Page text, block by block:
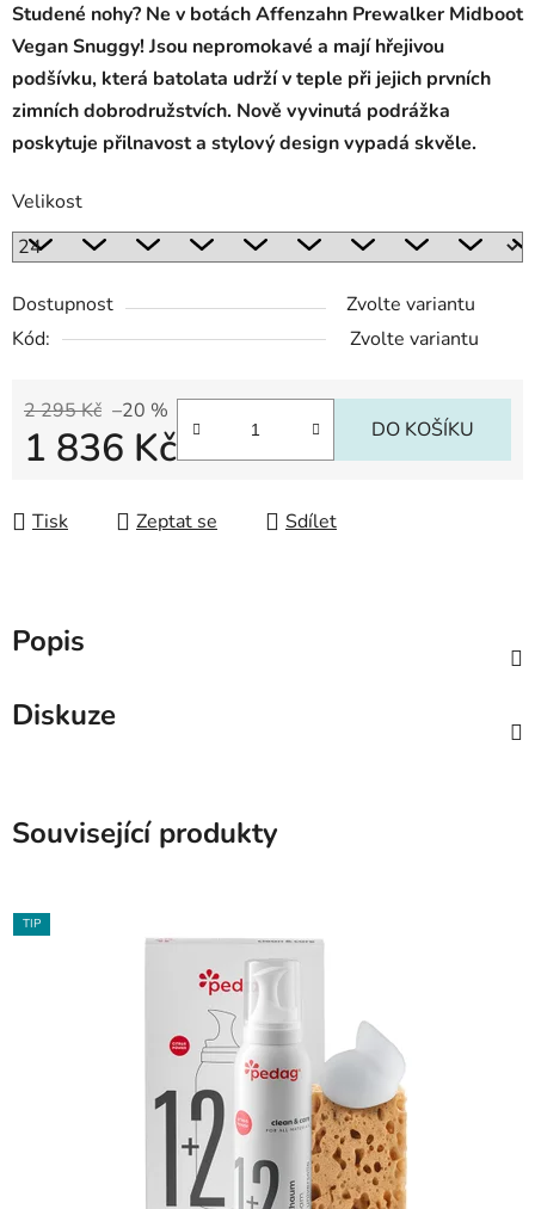
Studené nohy? Ne v botách Affenzahn Prewalker Midboot
Vegan Snuggy! Jsou nepromokavé a mají hřejivou
podšívku, která batolata udrží v teple při jejich prvních
zimních dobrodružstvích. Nově vyvinutá podrážka
poskytuje přilnavost a stylový design vypadá skvěle.
Velikost
Dostupnost
Zvolte variantu
Kód:
Zvolte variantu
2 295 Kč –20 %
1 836 Kč DO KOŠÍKU
Tisk Zeptat se Sdílet
Popis
Diskuze
Související produkty
TIP